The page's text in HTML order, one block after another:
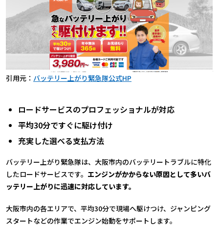
引用元： バッテリー上がり緊急隊公式HP
ロードサービスのプロフェッショナルが対応
平均30分ですぐに駆け付け
充実した選べる支払方法
バッテリー上がり緊急隊は、大阪市内のバッテリートラブルに特化
したロードサービスです。 エンジンがかからない原因として多いバ
ッテリー上がりに迅速に対応しています。
大阪市内の各エリアで、平均30分で現場へ駆けつけ、ジャンピング
スタートなどの作業でエンジン始動をサポートします。